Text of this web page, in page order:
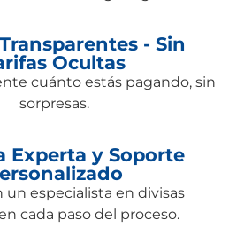
- Sin
Ocultas
cuánto estás pagando, sin
sorpresas.
Experta y Soporte
un especialista en divisas
cada paso del proceso.